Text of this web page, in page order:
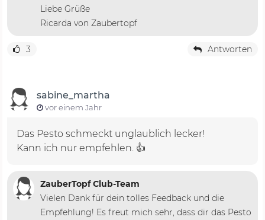
Liebe Grüße
Ricarda von Zaubertopf
3 Antworten
sabine_martha
vor einem Jahr
Das Pesto schmeckt unglaublich lecker!
Kann ich nur empfehlen. 👍
ZauberTopf Club-Team
Vielen Dank für dein tolles Feedback und die
Empfehlung! Es freut mich sehr, dass dir das Pesto